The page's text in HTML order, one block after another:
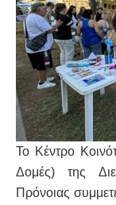
Το Κέντρο
Δομές) της
Πρόνοιας